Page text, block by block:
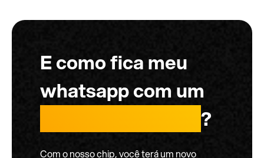
E como fica meu
whatsapp com um
?
Com o nosso chip, você terá um novo